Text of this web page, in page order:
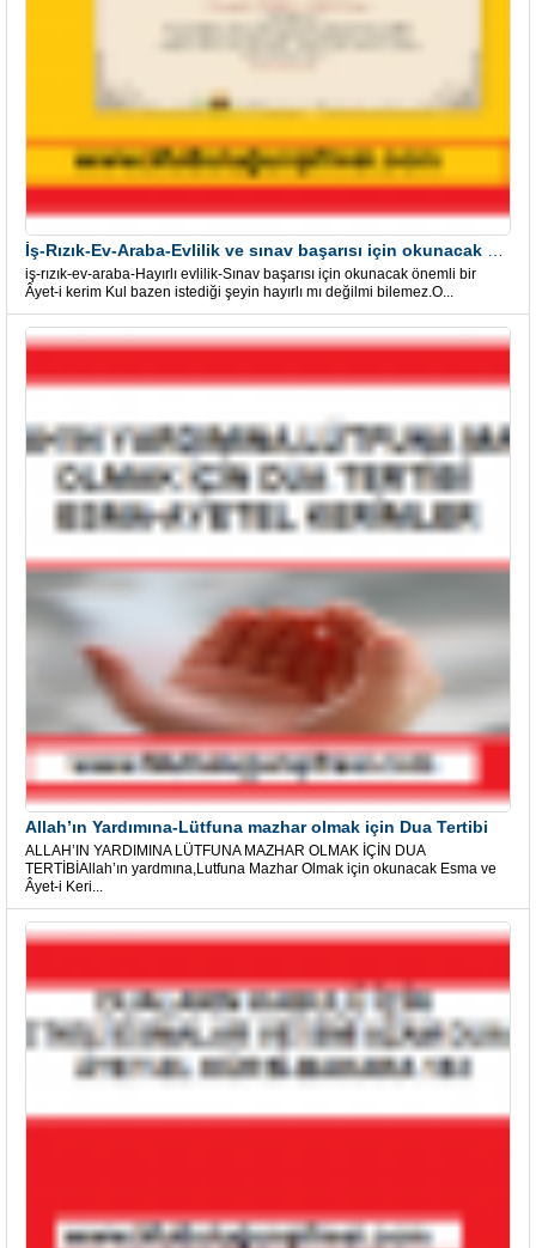
iş-rızık-ev-araba-Hayırlı evlilik-Sınav başarısı için okunacak önemli bir
Âyet-i kerim Kul bazen istediği şeyin hayırlı mı değilmi bilemez.O...
Allah’ın Yardımına-Lütfuna mazhar olmak için Dua Tertibi
ALLAH’IN YARDIMINA LÜTFUNA MAZHAR OLMAK İÇİN DUA
TERTİBİAllah’ın yardmına,Lutfuna Mazhar Olmak için okunacak Esma ve
Âyet-i Keri...